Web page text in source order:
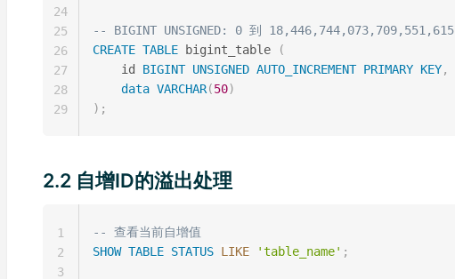
-- BIGINT UNSIGNED: 0 到 18,446,744,073,709,551,615
CREATE TABLE bigint_table
(
    id
BIGINT UNSIGNED AUTO_INCREMENT PRIMARY KEY,
data VARCHAR(50)
) ;
24
25
26
27
28
29
2.2 自增ID的溢出处理
-- 查看当前自增值
SHOW TABLE STATUS LIKE 'table_name' ;
1
2
3